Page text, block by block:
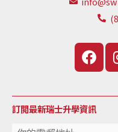
訂閲最新瑞士升學資訊